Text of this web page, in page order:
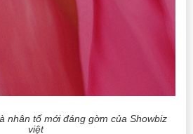
nhân tố mới đáng gờm của Showbiz
việt